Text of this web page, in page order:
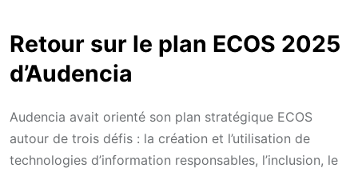
Retour sur le plan ECOS 2025
d’Audencia
Audencia avait orienté son plan stratégique ECOS
autour de trois défis : la création et l’utilisation de
technologies d’information responsables, l’inclusion, le